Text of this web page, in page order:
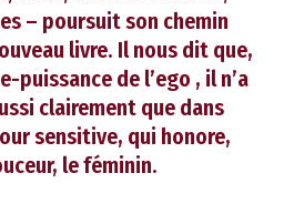
– poursuit son chemin
livre. Il nous dit que,
de l’ego , il n’a
clairement que dans
sensitive, qui honore,
le féminin.